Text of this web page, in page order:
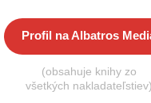
Profil na Albatros
(obsahuje knihy zo
všetkých nakladateľstiev)